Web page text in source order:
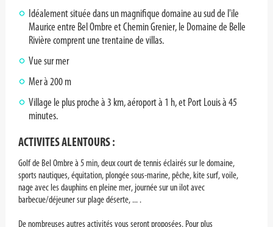
Idéalement située dans un magnifique domaine au sud de l'ile
Maurice entre Bel Ombre et Chemin Grenier, le Domaine de Belle
Rivière comprent une trentaine de villas.
Vue sur mer
Mer à 200 m
Village le plus proche à 3 km, aéroport à 1 h, et Port Louis à 45
minutes.
ACTIVITES ALENTOURS :
Golf de Bel Ombre à 5 min, deux court de tennis éclairés sur le domaine,
sports nautiques, équitation, plongée sous-marine, pêche, kite surf, voile,
nage avec les dauphins en pleine mer, journée sur un ilot avec
barbecue/déjeuner sur plage déserte, ... .
De nombreuses autres activités vous seront proposées. Pour plus